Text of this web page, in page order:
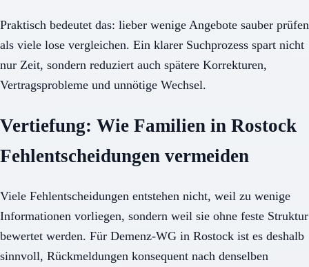
Praktisch bedeutet das: lieber wenige Angebote sauber prüfen
als viele lose vergleichen. Ein klarer Suchprozess spart nicht
nur Zeit, sondern reduziert auch spätere Korrekturen,
Vertragsprobleme und unnötige Wechsel.
Vertiefung: Wie Familien in Rostock
Fehlentscheidungen vermeiden
Viele Fehlentscheidungen entstehen nicht, weil zu wenige
Informationen vorliegen, sondern weil sie ohne feste Struktur
bewertet werden. Für Demenz-WG in Rostock ist es deshalb
sinnvoll, Rückmeldungen konsequent nach denselben